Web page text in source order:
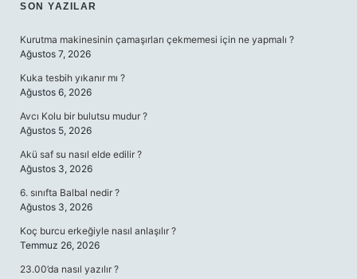
SIDEBAR
SON YAZILAR
Kurutma makinesinin çamaşırları çekmemesi için ne yapmalı ?
Ağustos 7, 2026
Kuka tesbih yıkanır mı ?
Ağustos 6, 2026
Avcı Kolu bir bulutsu mudur ?
Ağustos 5, 2026
Akü saf su nasıl elde edilir ?
Ağustos 3, 2026
6. sınıfta Balbal nedir ?
Ağustos 3, 2026
Koç burcu erkeğiyle nasıl anlaşılır ?
Temmuz 26, 2026
23.00’da nasıl yazılır ?